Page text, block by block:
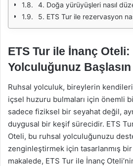
4. Doğa yürüyüşleri nasıl
5. ETS Tur ile rezervasyon
ETS Tur ile İnanç
Yolculuğunuz Başlasın
Ruhsal yolculuk, bireylerin
içsel huzuru bulmaları için önemli
sadece fiziksel bir seyahat değil,
duygusal bir keşif sürecidir. ETS
Oteli, bu ruhsal yolculuğunuzu
zenginleştirmek için tasarlanmış
makalede, ETS Tur ile İnanç